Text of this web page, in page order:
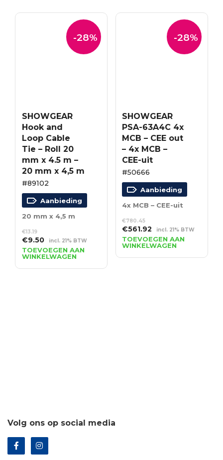
-28%
SHOWGEAR
Hook and
Loop Cable
Tie – Roll 20
mm x 4.5 m –
20 mm x 4,5 m
#89102
Aanbieding
20 mm x 4,5 m
€13.19
Oorspronkelijke
prijs
was:
€13.19.
€9.50Huidige
prijs
is:
€9.50.
incl. 21% BTW
TOEVOEGEN AAN
WINKELWAGEN
-28%
SHOWGEAR
PSA-63A4C 4x
MCB – CEE out
– 4x MCB –
CEE-uit
#50666
Aanbieding
4x MCB – CEE-uit
€780.45
Oorspronkelijke
prijs
was:
€780.45.
€561.92 Huidige
prijs
is:
€561.92.
incl. 21% BTW
TOEVOEGEN AAN
WINKELWAGEN
Veilig betalen met iDEAL